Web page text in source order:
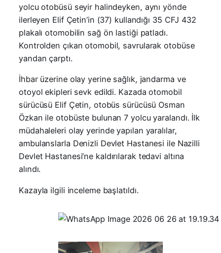
yolcu otobüsü seyir halindeyken, aynı yönde
ilerleyen Elif Çetin’in (37) kullandığı 35 CFJ 432
plakalı otomobilin sağ ön lastiği patladı.
Kontrolden çıkan otomobil, savrularak otobüse
yandan çarptı.
İhbar üzerine olay yerine sağlık, jandarma ve
otoyol ekipleri sevk edildi. Kazada otomobil
sürücüsü Elif Çetin, otobüs sürücüsü Osman
Özkan ile otobüste bulunan 7 yolcu yaralandı. İlk
müdahaleleri olay yerinde yapılan yaralılar,
ambulanslarla Denizli Devlet Hastanesi ile Nazilli
Devlet Hastanesi’ne kaldırılarak tedavi altına
alındı.
Kazayla ilgili inceleme başlatıldı.